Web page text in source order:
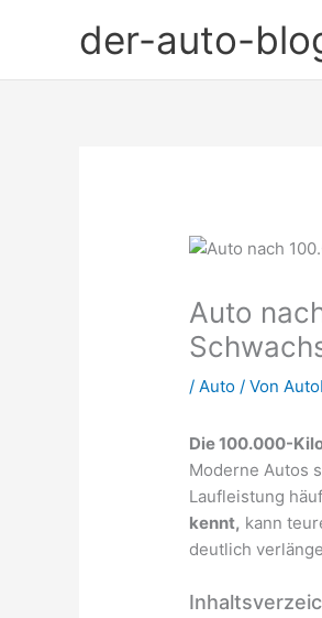
der-auto-
Auto
/Auto / Von
Die 100.000-
Moderne Autos
Laufleistung
kennt, kann
deutlich